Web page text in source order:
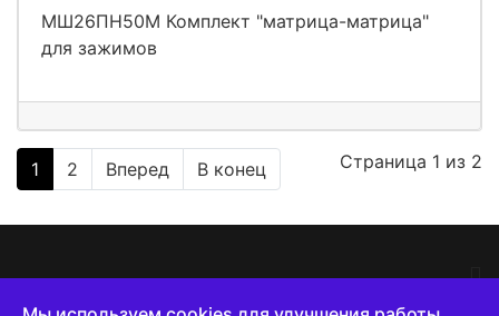
МШ26ПН50М Комплект "матрица-матрица"
для зажимов
1 2 Вперед В конец Страница 1 из 2